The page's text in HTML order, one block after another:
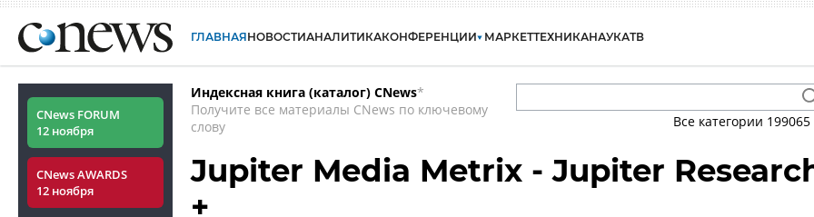
ГЛАВНАЯНОВОСТИАНАЛИТИКАКОНФЕРЕНЦИИ МАРКЕТТЕХНИКАНАУКАТВ
CNews FORUM
12 ноября
CNews AWARDS
12 ноября
Индексная книга (каталог) CNews*
Получите все материалы CNews по ключевому
слову
Все категории 199065
Jupiter Media Metrix - Jupiter
+